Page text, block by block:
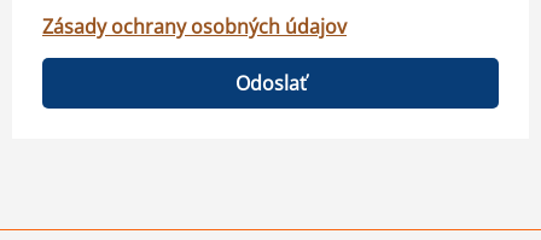
Zásady ochrany osobných údajov
Odoslať